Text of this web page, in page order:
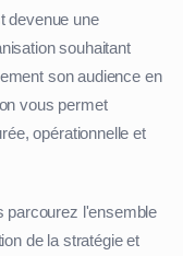
devenue une
souhaitant
son audience en
vous permet
opérationnelle et
parcourez l'ensemble
de la stratégie et